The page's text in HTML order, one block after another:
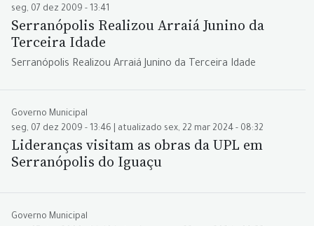
seg, 07 dez 2009 - 13:41
Serranópolis Realizou Arraiá Junino da
Terceira Idade
Serranópolis Realizou Arraiá Junino da Terceira Idade
Governo Municipal
seg, 07 dez 2009 - 13:46 | atualizado sex, 22 mar 2024 - 08:32
Lideranças visitam as obras da UPL em
Serranópolis do Iguaçu
Governo Municipal